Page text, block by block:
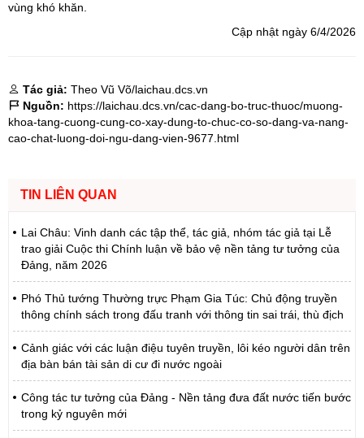
vùng khó khăn.
Cập nhật ngày 6/4/2026
Tác giả: Theo Vũ Võ/laichau.dcs.vn
Nguồn: https://laichau.dcs.vn/cac-dang-bo-truc-thuoc/muong-
khoa-tang-cuong-cung-co-xay-dung-to-chuc-co-so-dang-va-nang-
cao-chat-luong-doi-ngu-dang-vien-9677.html
TIN LIÊN QUAN
Lai Châu: Vinh danh các tập thể, tác giả, nhóm tác giả tại Lễ
trao giải Cuộc thi Chính luận về bảo vệ nền tảng tư tưởng của
Đảng, năm 2026
Phó Thủ tướng Thường trực Phạm Gia Túc: Chủ động truyền
thông chính sách trong đấu tranh với thông tin sai trái, thù địch
Cảnh giác với các luận điệu tuyên truyền, lôi kéo người dân trên
địa bàn bán tài sản di cư đi nước ngoài
Công tác tư tưởng của Đảng - Nền tảng đưa đất nước tiến bước
trong kỷ nguyên mới